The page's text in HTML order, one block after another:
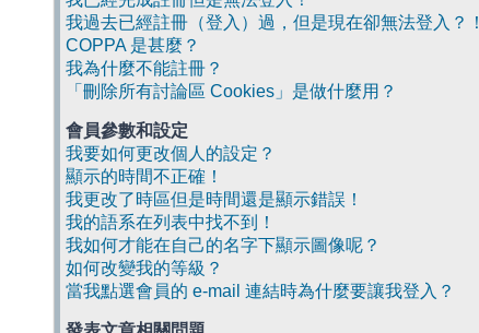
我過去已經註冊（登入）過，但是現在卻無法登入？！
COPPA 是甚麼？
我為什麼不能註冊？
「刪除所有討論區 Cookies」是做什麼用？
會員參數和設定
我要如何更改個人的設定？
顯示的時間不正確！
我更改了時區但是時間還是顯示錯誤！
我的語系在列表中找不到！
我如何才能在自己的名字下顯示圖像呢？
如何改變我的等級？
當我點選會員的 e-mail 連結時為什麼要讓我登入？